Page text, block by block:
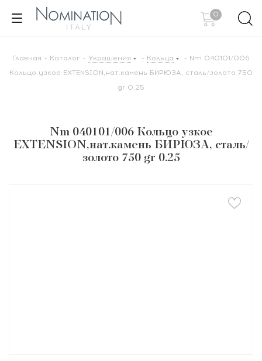
0
Главная - Каталог - Украшения - Кольца - Nm 040101/006
Кольцо узкое EXTENSION,нат.камень БИРЮЗА, сталь/золото 750
gr 0.25
Nm 040101/006 Кольцо узкое
EXTENSION,нат.камень БИРЮЗА, сталь/
золото 750 gr 0.25